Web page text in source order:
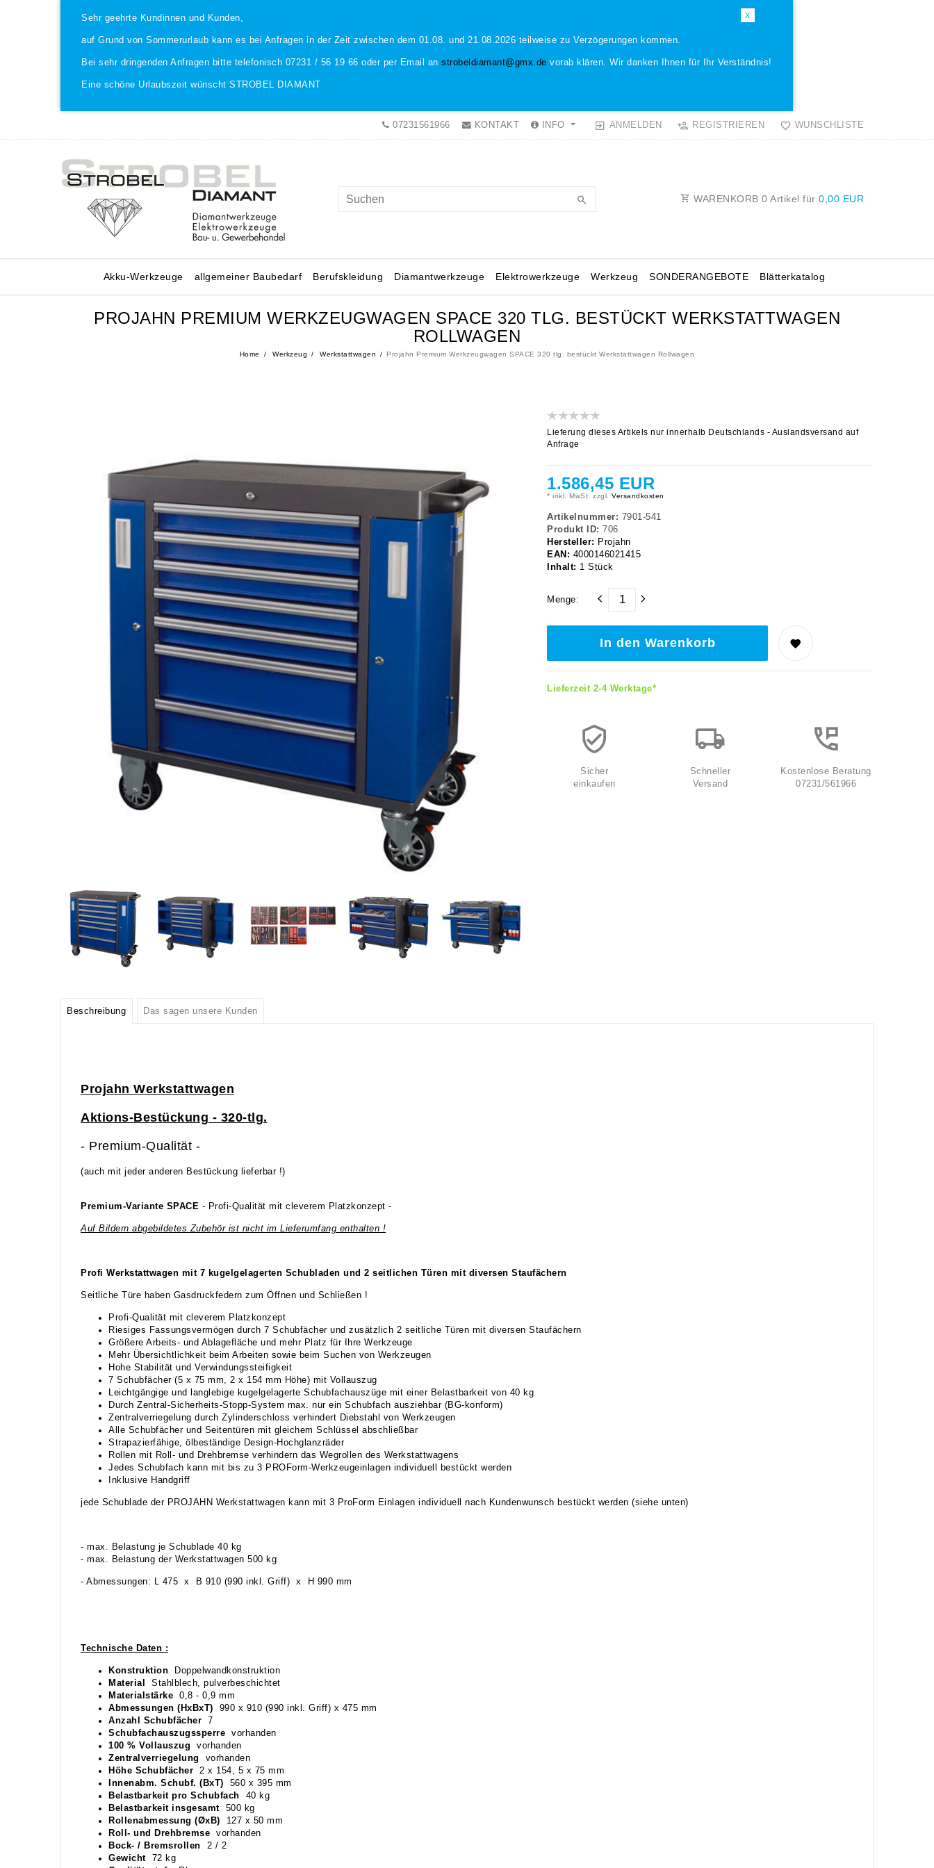
X
Sehr geehrte Kundinnen und Kunden,
auf Grund von Sommerurlaub kann es bei Anfragen in der Zeit zwischen dem 01.08. und 21.08.2026 teilweise zu Verzögerungen kommen.
Bei sehr dringenden Anfragen bitte telefonisch 07231 / 56 19 66 oder per Email an strobeldiamant@gmx.de vorab klären. Wir danken Ihnen für Ihr Verständnis!
Eine schöne Urlaubszeit wünscht STROBEL DIAMANT
07231561966 KONTAKT INFO ANMELDEN REGISTRIEREN WUNSCHLISTE
WARENKORB 0 Artikel für 0,00 EUR
Akku-Werkzeuge allgemeiner Baubedarf Berufskleidung Diamantwerkzeuge Elektrowerkzeuge Werkzeug Blätterkatalog
SONDERANGEBOTE
PROJAHN PREMIUM WERKZEUGWAGEN SPACE 320 TLG. BESTÜCKT WERKSTATTWAGEN
ROLLWAGEN
Home Werkzeug Werkstattwagen Projahn Premium Werkzeugwagen SPACE 320 tlg. bestückt Werkstattwagen Rollwagen
Lieferung dieses Artikels nur innerhalb Deutschlands - Auslandsversand auf
Anfrage
1.586,45 EUR
* inkl. MwSt. zzgl. Versandkosten
Artikelnummer: 7901-541
Produkt ID: 706
Hersteller: Projahn
EAN: 4000146021415
Inhalt: 1 Stück
Menge:
In den Warenkorb
Lieferzeit 2-4 Werktage*
Sicher
einkaufen
Schneller
Versand
Kostenlose Beratung
07231/561966
Beschreibung Das sagen unsere Kunden
Projahn Werkstattwagen
Aktions-Bestückung - 320-tlg.
- Premium-Qualität -
(auch mit jeder anderen Bestückung lieferbar !)
Premium-Variante SPACE - Profi-Qualität mit cleverem Platzkonzept -
Auf Bildern abgebildetes Zubehör ist nicht im Lieferumfang enthalten !
Profi Werkstattwagen mit 7 kugelgelagerten Schubladen und 2 seitlichen Türen mit diversen Staufächern
Seitliche Türe haben Gasdruckfedern zum Öffnen und Schließen !
Profi-Qualität mit cleverem Platzkonzept
Riesiges Fassungsvermögen durch 7 Schubfächer und zusätzlich 2 seitliche Türen mit diversen Staufächern
Größere Arbeits- und Ablagefläche und mehr Platz für Ihre Werkzeuge
Mehr Übersichtlichkeit beim Arbeiten sowie beim Suchen von Werkzeugen
Hohe Stabilität und Verwindungssteifigkeit
7 Schubfächer (5 x 75 mm, 2 x 154 mm Höhe) mit Vollauszug
Leichtgängige und langlebige kugelgelagerte Schubfachauszüge mit einer Belastbarkeit von 40 kg
Durch Zentral-Sicherheits-Stopp-System max. nur ein Schubfach ausziehbar (BG-konform)
Zentralverriegelung durch Zylinderschloss verhindert Diebstahl von Werkzeugen
Alle Schubfächer und Seitentüren mit gleichem Schlüssel abschließbar
Strapazierfähige, ölbeständige Design-Hochglanzräder
Rollen mit Roll- und Drehbremse verhindern das Wegrollen des Werkstattwagens
Jedes Schubfach kann mit bis zu 3 PROForm-Werkzeugeinlagen individuell bestückt werden
Inklusive Handgriff
jede Schublade der PROJAHN Werkstattwagen kann mit 3 ProForm Einlagen individuell nach Kundenwunsch bestückt werden (siehe unten)
- max. Belastung je Schublade 40 kg
- max. Belastung der Werkstattwagen 500 kg
- Abmessungen: L 475 x B 910 (990 inkl. Griff) x H 990 mm
Technische Daten :
Konstruktion
Doppelwandkonstruktion
Material Stahlblech, pulverbeschichtet
Materialstärke 0,8 - 0,9 mm
Abmessungen (HxBxT) 990 x 910 (990 inkl. Griff) x 475 mm
Anzahl Schubfächer 7
Schubfachauszugssperre vorhanden
100 % Vollauszug vorhanden
Zentralverriegelung vorhanden
Höhe Schubfächer 2 x 154, 5 x 75 mm
Innenabm. Schubf. (BxT) 560 x 395 mm
Belastbarkeit pro Schubfach 40 kg
Belastbarkeit insgesamt 500 kg
Rollenabmessung (ØxB)
127 x 50 mm
Roll- und Drehbremse vorhanden
Bock- / Bremsrollen 2 / 2
Gewicht 72 kg